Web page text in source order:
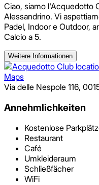
Ciao, siamo l'Acquedotto
Alessandrino. Vi
Padel, Indoor e Outdoor,
Calcio a 5.
Weitere Informationen
Via delle Nespole 116,
Annehmlichkeiten
Kostenlose
Restaurant
Café
Umkleideraum
Schließfächer
WiFi